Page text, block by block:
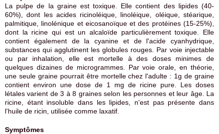
La pulpe de la graine est toxique. Elle contient des lipides (40-
60%), dont les acides ricinoléique, linoléique, oléique, stéarique,
palmitique, linolénique et eicosanoïque et des protéines (15-25%),
dont la ricine qui est un alcaloïde particulièrement toxique. Elle
contient également de la cyanine et de l'acide cyanhydrique,
substances qui agglutinent les globules rouges. Par voie injectable
ou par inhalation, elle est mortelle à des doses minimes de
quelques dizaines de microgrammes. Par voie orale, en théorie,
une seule graine pourrait être mortelle chez l'adulte : 1g de graine
contient environ une dose de 1 mg de ricine pure. Les doses
létales varient de 3 à 8 graines selon les personnes et leur âge. La
ricine, étant insoluble dans les lipides, n'est pas présente dans
l'huile de ricin, utilisée comme laxatif.
Symptômes